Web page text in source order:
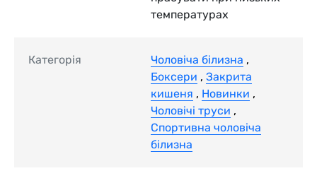
температурах
Категорія Чоловіча білизна ,
Боксери , Закрита
кишеня , Новинки ,
Чоловічі труси ,
Спортивна чоловіча
білизна